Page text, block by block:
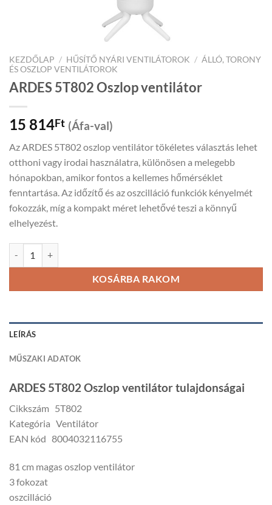
KEZDŐLAP / HŰSÍTŐ NYÁRI VENTILÁTOROK / ÁLLÓ, TORONY
ÉS OSZLOP VENTILÁTOROK
ARDES 5T802 Oszlop ventilátor
15 814Ft (Áfa-val)
Az ARDES 5T802 oszlop ventilátor tökéletes választás lehet
otthoni vagy irodai használatra, különösen a melegebb
hónapokban, amikor fontos a kellemes hőmérséklet
fenntartása. Az időzítő és az oszcilláció funkciók kényelmét
fokozzák, míg a kompakt méret lehetővé teszi a könnyű
elhelyezést.
KOSÁRBA RAKOM
LEÍRÁS
MŰSZAKI ADATOK
ARDES 5T802 Oszlop ventilátor tulajdonságai
Cikkszám 5T802
Kategória Ventilátor
EAN kód 8004032116755
81 cm magas oszlop ventilátor
3 fokozat
oszcilláció